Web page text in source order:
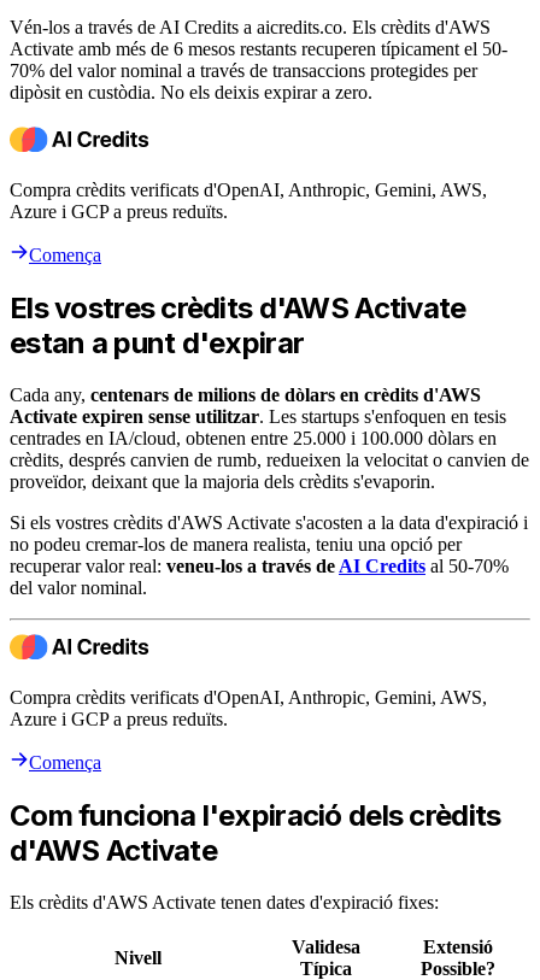
Vén-los a través de AI Credits a aicredits.co. Els crèdits d'AWS
Activate amb més de 6 mesos restants recuperen típicament el 50-
70% del valor nominal a través de transaccions protegides per
dipòsit en custòdia. No els deixis expirar a zero.
Compra crèdits verificats d'OpenAI, Anthropic, Gemini, AWS,
Azure i GCP a preus reduïts.
Comença
Els vostres crèdits d'AWS Activate
estan a punt d'expirar
Cada any, centenars de milions de dòlars en crèdits d'AWS
Activate expiren sense utilitzar. Les startups s'enfoquen en tesis
centrades en IA/cloud, obtenen entre 25.000 i 100.000 dòlars en
crèdits, després canvien de rumb, redueixen la velocitat o canvien de
proveïdor, deixant que la majoria dels crèdits s'evaporin.
Si els vostres crèdits d'AWS Activate s'acosten a la data d'expiració i
no podeu cremar-los de manera realista, teniu una opció per
recuperar valor real: veneu-los a través de AI Credits al 50-70%
del valor nominal.
Compra crèdits verificats d'OpenAI, Anthropic, Gemini, AWS,
Azure i GCP a preus reduïts.
Comença
Com funciona l'expiració dels crèdits
d'AWS Activate
Els crèdits d'AWS Activate tenen dates d'expiració fixes:
Nivell
Validesa
Típica
Extensió
Possible?